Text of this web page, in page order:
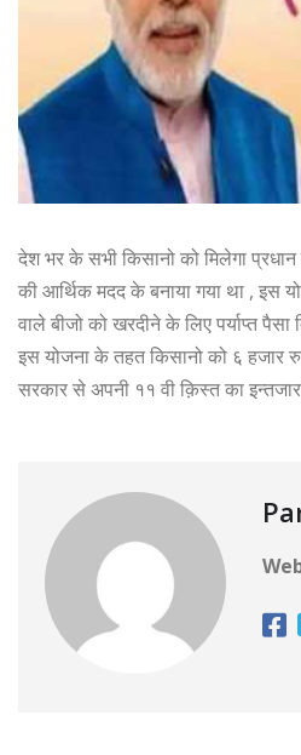
देश भर के सभी किसानो को मिलेगा प्रधान
की आर्थिक मदद के बनाया गया था , इस
वाले बीजो को खरदीने के लिए पर्याप्त
इस योजना के तहत किसानो को ६ हजार
सरकार से अपनी ११ वी क़िस्त का